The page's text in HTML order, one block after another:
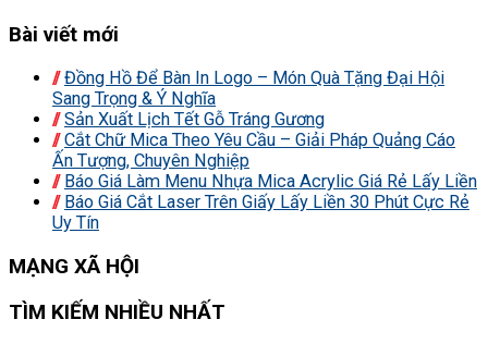
Bài viết mới
Đồng Hồ Để Bàn In Logo – Món Quà Tặng Đại Hội
Sang Trọng & Ý Nghĩa
Sản Xuất Lịch Tết Gỗ Tráng Gương
Cắt Chữ Mica Theo Yêu Cầu – Giải Pháp Quảng Cáo
Ấn Tượng, Chuyên Nghiệp
Báo Giá Làm Menu Nhựa Mica Acrylic Giá Rẻ Lấy Liền
Báo Giá Cắt Laser Trên Giấy Lấy Liền 30 Phút Cực Rẻ
Uy Tín
MẠNG XÃ HỘI
TÌM KIẾM NHIỀU NHẤT